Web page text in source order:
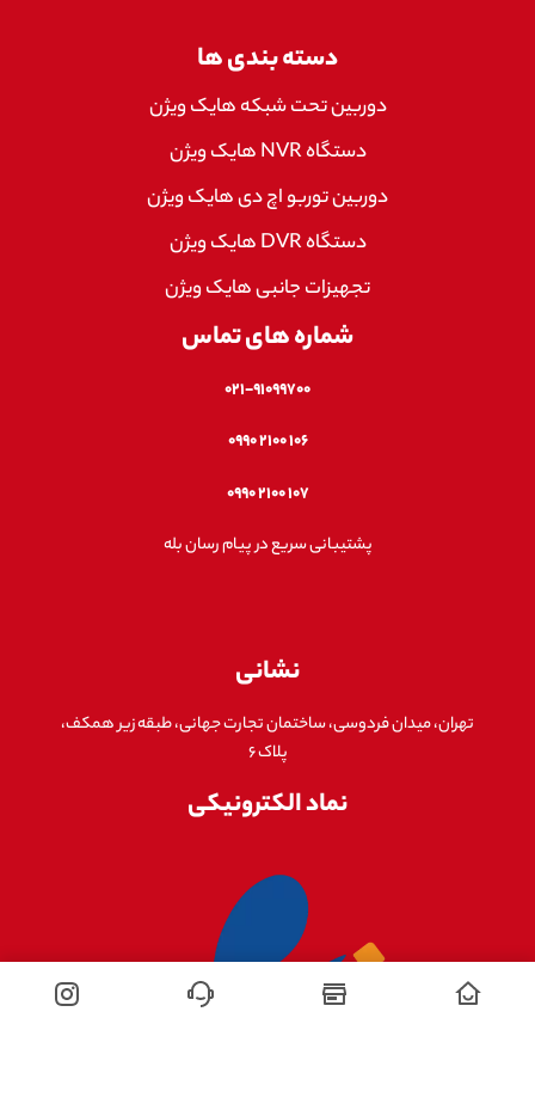
دسته بندی ها
دوربین تحت شبکه هایک ویژن
دستگاه NVR هایک ویژن
دوربین توربو اچ دی هایک ویژن
دستگاه DVR هایک ویژن
تجهیزات جانبی هایک ویژن
شماره های تماس
۰۲۱-۹۱۰۹۹۷۰۰
۱۰۶ ۲۱۰۰ ۰۹۹۰
۱۰۷ ۲۱۰۰ ۰۹۹۰
پشتیبانی سریع در پیام رسان بله
نشانی
تهران، میدان فردوسی، ساختمان تجارت جهانی، طبقه زیر همکف،
پلاک ۶
نماد الکترونیکی